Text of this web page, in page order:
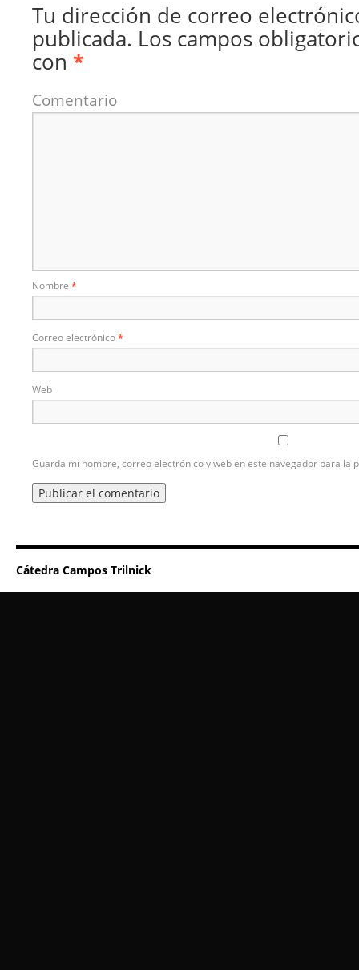
Tu dirección de correo
publicada. Los campos
con *
Comentario
Nombre *
Correo electrónico*
Web
Guarda mi nombre, correo electrónico y web en este navegador para la
Cátedra Campos Trilnick